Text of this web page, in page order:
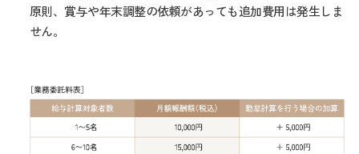
原則、賞与や年末調整の依頼があっても追加費用は発生しま
せん。